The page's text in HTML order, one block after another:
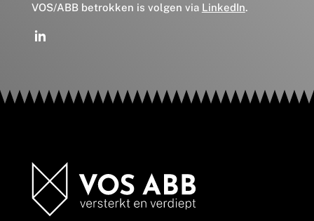
VOS/ABB betrokken is volgen via LinkedIn.